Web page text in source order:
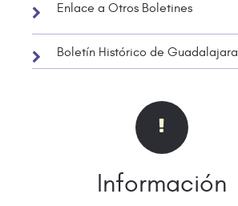
Enlace a Otros Boletines
Boletín Histórico de Guadalajara
Información